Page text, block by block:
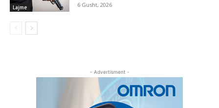
Lajme 6 Gusht, 2026
- Advertisment -